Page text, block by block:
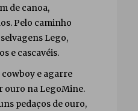
de canoa,
Pelo caminho
Lego,
e cascavéis.
cowboy e agarre
ouro na LegoMine.
pedaços de ouro,